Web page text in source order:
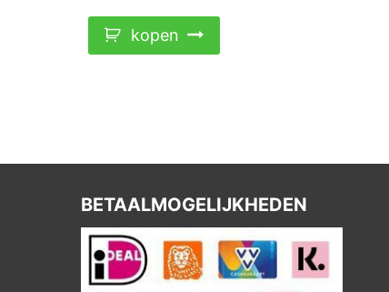
kopen
BETAALMOGELIJKHEDEN